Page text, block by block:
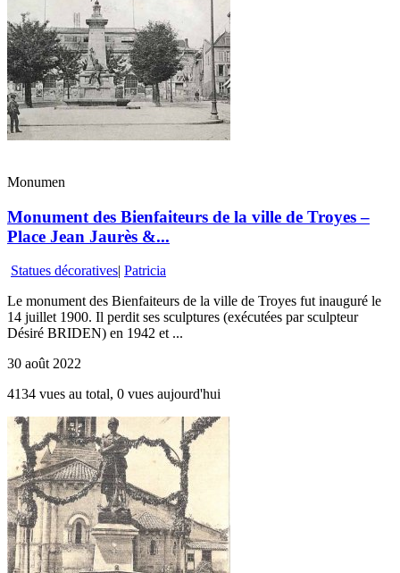
Monumen
Monument des Bienfaiteurs de la ville de Troyes –
Place Jean Jaurès &...
Statues décoratives| Patricia
Le monument des Bienfaiteurs de la ville de Troyes fut inauguré le
14 juillet 1900. Il perdit ses sculptures (exécutées par sculpteur
Désiré BRIDEN) en 1942 et ...
30 août 2022
4134 vues au total, 0 vues aujourd'hui